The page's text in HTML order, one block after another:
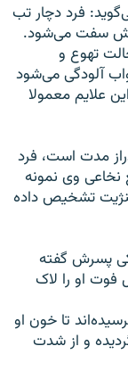
فرد دچار تب
سفت می‌شود.
تهوع و
آلودگی می‌شود
علایم معمولا
مدت است، فرد
نخاعی وی نمونه
تشخیص داده
پسرش گفته
فوت او را لاک
تا خون او
شدید بالای ۴۰ درجه گردیده و از شدت